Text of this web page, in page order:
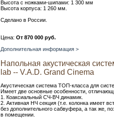
Высота с ножками-шипами: 1 300 мм
Высота корпуса: 1 260 мм.
Сделано в России.
Цена: От 870 000 руб.
Дополнительная информация >
Напольная акустическая
lab -- V.A.D. Grand Cinema
Акустическая система ТОП-класса для
Имеет две основные особенности,
1. Коаксиальный СЧ-ВЧ динамик.
2. Активная НЧ секция (т.е. колонка имеет
без дополнительного сабвуфера, а так же,
в помещении.